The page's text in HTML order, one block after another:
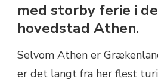
med storby ferie i
hovedstad Athen.
Selvom Athen er
er det langt fra her flest